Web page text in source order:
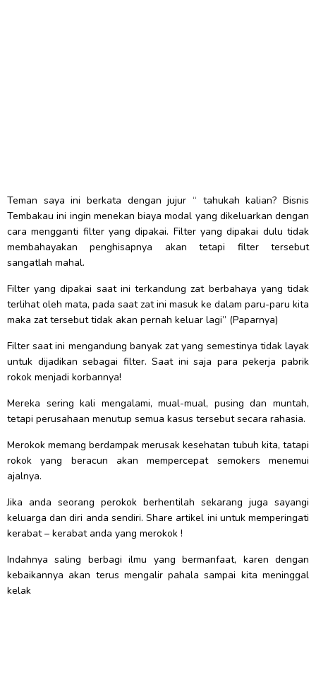
Teman saya ini berkata dengan jujur “ tahukah kalian? Bisnis
Tembakau ini ingin menekan biaya modal yang dikeluarkan dengan
cara mengganti filter yang dipakai. Filter yang dipakai dulu tidak
membahayakan penghisapnya akan tetapi filter tersebut
sangatlah mahal.
Filter yang dipakai saat ini terkandung zat berbahaya yang tidak
terlihat oleh mata, pada saat zat ini masuk ke dalam paru-paru kita
maka zat tersebut tidak akan pernah keluar lagi” (Paparnya)
Filter saat ini mengandung banyak zat yang semestinya tidak layak
untuk dijadikan sebagai filter. Saat ini saja para pekerja pabrik
rokok menjadi korbannya!
Mereka sering kali mengalami, mual-mual, pusing dan muntah,
tetapi perusahaan menutup semua kasus tersebut secara rahasia.
Merokok memang berdampak merusak kesehatan tubuh kita, tatapi
rokok yang beracun akan mempercepat semokers menemui
ajalnya.
Jika anda seorang perokok berhentilah sekarang juga sayangi
keluarga dan diri anda sendiri. Share artikel ini untuk memperingati
kerabat – kerabat anda yang merokok !
Indahnya saling berbagi ilmu yang bermanfaat, karen dengan
kebaikannya akan terus mengalir pahala sampai kita meninggal
kelak